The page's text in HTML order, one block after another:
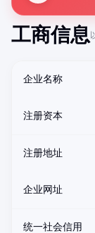
工商信息
企业名称
注册资本
注册地址
企业网址
统一社会信用